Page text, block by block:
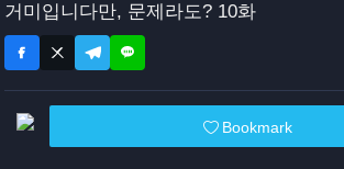
거미입니다만, 문제라도? 10화
Bookmark